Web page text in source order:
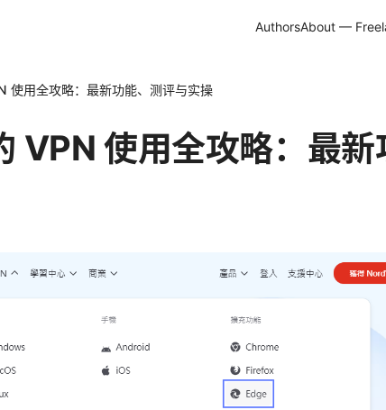
AuthorsAbout —
使用全攻略：最新功能、测评与实操
VPN 使用全攻略：最新